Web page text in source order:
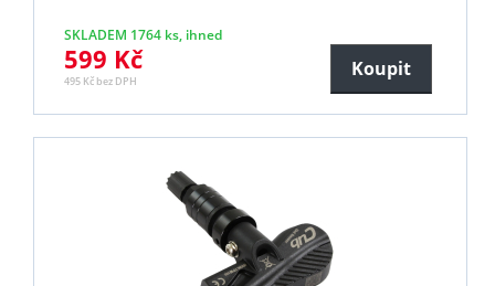
SKLADEM 1764 ks, ihned
599 Kč
495 Kč bez DPH
Koupit